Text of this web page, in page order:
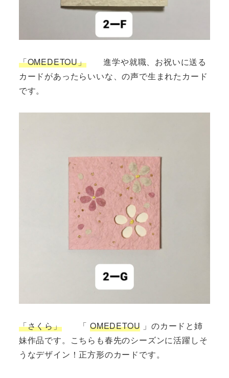
「OMEDETOU」進学や就職、お祝いに送る
カードがあったらいいな、の声で生まれたカード
です。
「さくら」「 OMEDETOU 」のカードと姉
妹作品です。こちらも春先のシーズンに活躍しそ
うなデザイン！正方形のカードです。